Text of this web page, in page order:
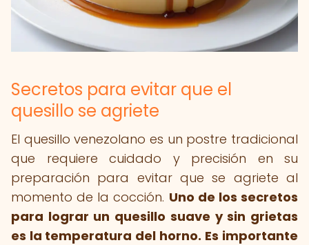
Secretos para evitar que el
quesillo se agriete
El quesillo venezolano es un postre tradicional
que requiere cuidado y precisión en su
preparación para evitar que se agriete al
momento de la cocción. Uno de los secretos
para lograr un quesillo suave y sin grietas
es la temperatura del horno. Es importante